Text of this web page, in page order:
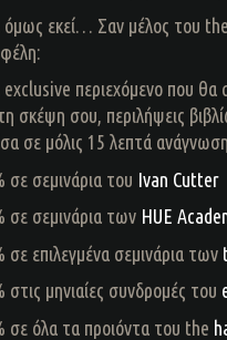
εκεί… Σαν μέλος του
περιεχόμενο που
τη σκέψη σου, περιλήψεις
σε μόλις 15 λεπτά
σεμινάρια του Ivan Cutter
σεμινάρια των HUE
επιλεγμένα σεμινάρια των
μηνιαίες συνδρομές του
σε όλα τα προιόντα του the